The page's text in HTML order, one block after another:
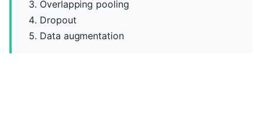
Overlapping pooling
Dropout
Data augmentation